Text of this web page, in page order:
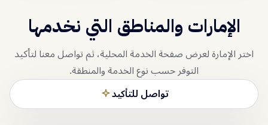
الإمارات والمناطق التي نخدمها
اختر الإمارة لعرض صفحة الخدمة المحلية، ثم تواصل معنا لتأكيد
التوفر حسب نوع الخدمة والمنطقة.
تواصل للتأكيد